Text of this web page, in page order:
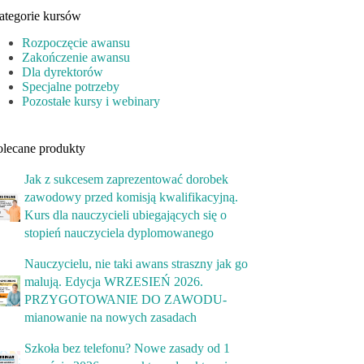
kursów
Rozpoczęcie awansu
Zakończenie awansu
Dla dyrektorów
Specjalne potrzeby
Pozostałe kursy i webinary
produkty
Jak z sukcesem zaprezentować dorobek
zawodowy przed komisją kwalifikacyjną.
Kurs dla nauczycieli ubiegających się o
stopień nauczyciela dyplomowanego
Nauczycielu, nie taki awans straszny jak go
malują. Edycja WRZESIEŃ 2026.
PRZYGOTOWANIE DO ZAWODU-
mianowanie na nowych zasadach
Szkoła bez telefonu? Nowe zasady od 1